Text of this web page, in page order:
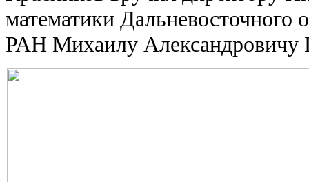
математики Дальневосточного
РАН Михаилу Александровичу